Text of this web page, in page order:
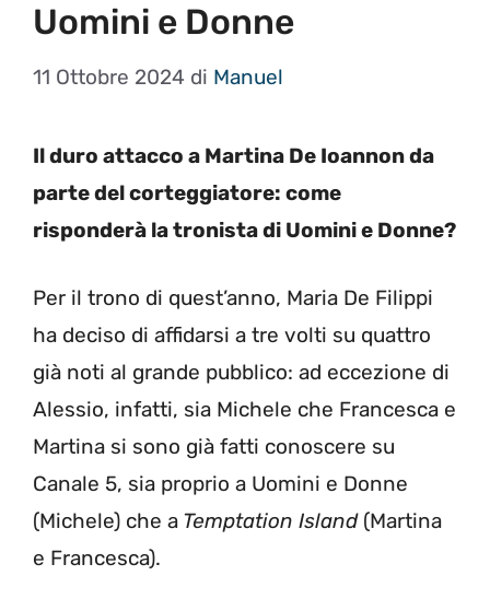
Uomini e Donne
11 Ottobre 2024 di Manuel
Il duro attacco a Martina De Ioannon da
parte del corteggiatore: come
risponderà la tronista di Uomini e Donne?
Per il trono di quest’anno, Maria De Filippi
ha deciso di affidarsi a tre volti su quattro
già noti al grande pubblico: ad eccezione di
Alessio, infatti, sia Michele che Francesca e
Martina si sono già fatti conoscere su
Canale 5, sia proprio a Uomini e Donne
(Michele) che a Temptation Island(Martina
e Francesca).